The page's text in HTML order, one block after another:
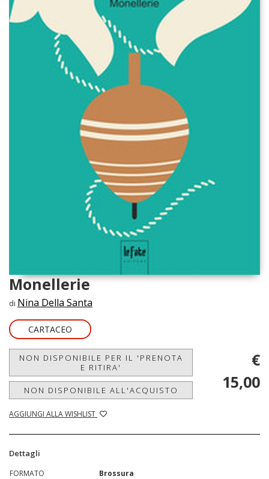
Monellerie
di Nina Della Santa
CARTACEO
NON DISPONIBILE PER IL 'PRENOTA
E RITIRA'
NON DISPONIBILE ALL'ACQUISTO
AGGIUNGI ALLA WISHLIST
€
15,00
Dettagli
FORMATO
Brossura